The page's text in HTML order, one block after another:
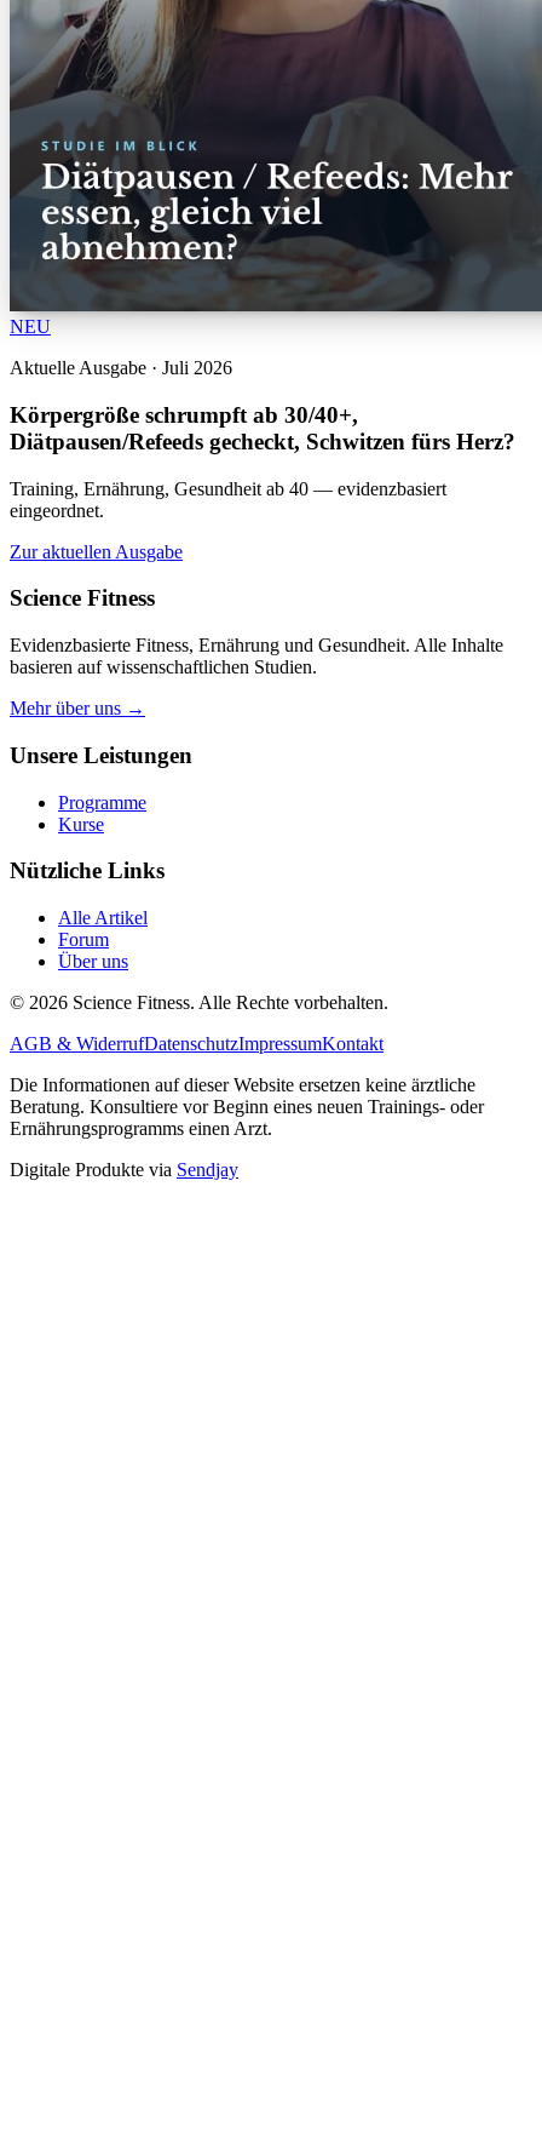
NEU
Aktuelle Ausgabe · Juli 2026
Körpergröße schrumpft ab 30/40+,
Diätpausen/Refeeds gecheckt, Schwitzen fürs Herz?
Training, Ernährung, Gesundheit ab 40 — evidenzbasiert
eingeordnet.
Zur aktuellen Ausgabe
Science Fitness
Evidenzbasierte Fitness, Ernährung und Gesundheit. Alle Inhalte
basieren auf wissenschaftlichen Studien.
Mehr über uns →
Unsere Leistungen
Programme
Kurse
Nützliche Links
Alle Artikel
Forum
Über uns
© 2026 Science Fitness. Alle Rechte vorbehalten.
AGB & WiderrufDatenschutzImpressumKontakt
Die Informationen auf dieser Website ersetzen keine ärztliche
Beratung. Konsultiere vor Beginn eines neuen Trainings- oder
Ernährungsprogramms einen Arzt.
Digitale Produkte via Sendjay